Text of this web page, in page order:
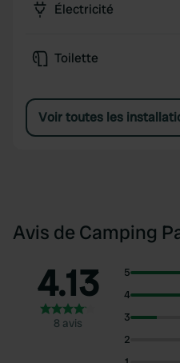
Électricité
Toilette
Voir toutes les
Avis de Camping
4.13
8 avis
5
4
3
2